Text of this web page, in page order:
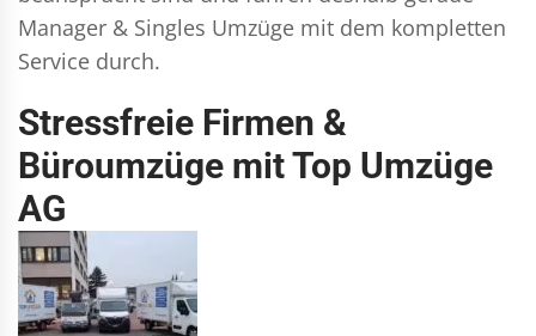
Manager & Singles Umzüge mit dem kompletten
Service durch.
Stressfreie Firmen &
Büroumzüge mit Top Umzüge
AG